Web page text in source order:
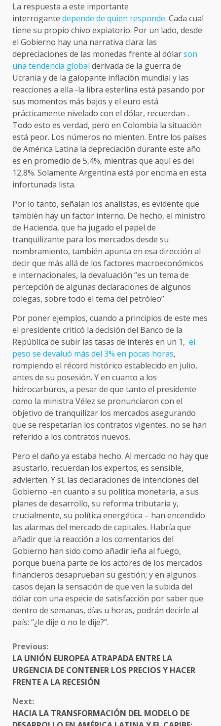
La respuesta a este importante
interrogante depende de quien responde. Cada cual
tiene su propio chivo expiatorio. Por un lado, desde
el Gobierno hay una narrativa clara: las
depreciaciones de las monedas frente al dólarson
una tendencia global derivada de la guerra de
Ucrania y de la galopante inflación mundial y las
reacciones a ella -la libra esterlina está pasando por
sus momentos más bajos y el euro está
prácticamente nivelado con el dólar, recuerdan-.
Todo esto es verdad, pero en Colombia la situación
está peor. Los números no mienten. Entre los países
de América Latina la depreciación durante este año
es en promedio de 5,4%, mientras que aquí es del
12,8%. Solamente Argentina está por encima en esta
infortunada lista.
Por lo tanto, señalan los analistas, es evidente que
también hay un factor interno. De hecho, el ministro
de Hacienda, que ha jugado el papel de
tranquilizante para los mercados desde su
nombramiento, también apunta en esa dirección al
decir que más allá de los factores macroeconómicos
e internacionales, la devaluación “es un tema de
percepción de algunas declaraciones de algunos
colegas, sobre todo el tema del petróleo”.
Por poner ejemplos, cuando a principios de este mes
el presidente criticó la decisión del Banco de la
República de subir las tasas de interés en un 1, el
peso se devaluó más del 3% en pocas horas,
rompiendo el récord histórico establecido en julio,
antes de su posesión. Y en cuanto a los
hidrocarburos, a pesar de que tanto el presidente
como la ministra Vélez se pronunciaron con el
objetivo de tranquilizar los mercados asegurando
que se respetarían los contratos vigentes, no se han
referido a los contratos nuevos.
Pero el daño ya estaba hecho. Al mercado no hay que
asustarlo, recuerdan los expertos; es sensible,
advierten. Y sí, las declaraciones de intenciones del
Gobierno -en cuanto a su política monetaria, a sus
planes de desarrollo, su reforma tributaria y,
crucialmente, su política energética – han encendido
las alarmas del mercado de capitales. Habría que
añadir que la reacción a los comentarios del
Gobierno han sido como añadir leña al fuego,
porque buena parte de los actores de los mercados
financieros desaprueban su gestión; y en algunos
casos dejan la sensación de que ven la subida del
dólar con una especie de satisfacción por saber que
dentro de semanas, días u horas, podrán decirle al
país: “¿le dije o no le dije?”.
CONTINUE
READING
Previous:
LA UNIÓN EUROPEA ATRAPADA ENTRE LA
URGENCIA DE CONTENER LOS PRECIOS Y HACER
FRENTE A LA RECESIÓN
Next:
HACIA LA TRANSFORMACIÓN DEL MODELO DE